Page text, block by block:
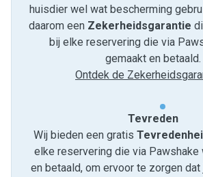
huisdier wel wat bescherming
daarom een Zekerheidsgarantie
bij elke reservering die via
gemaakt en betaald.
Ontdek de
Tevreden
Wij bieden een gratis
elke reservering die via Pawshake
en betaald, om ervoor te zorgen